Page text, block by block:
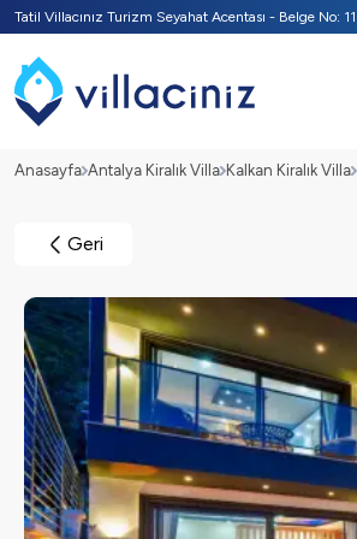
Tatil Villacınız Turizm Seyahat Acentası - Belge No:
Anasayfa Antalya Kiralık Villa Kalkan Kiralık Villa
Geri